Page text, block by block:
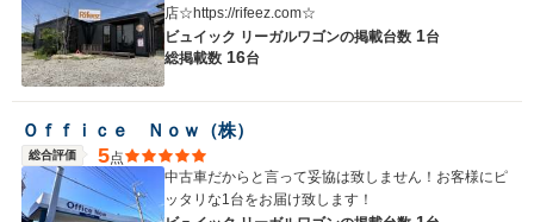
店☆https://rifeez.com☆
ビュイック リーガルワゴンの掲載台数 1台
総掲載数 16台
Ｏｆｆｉｃｅ Ｎｏｗ（株）
総合評価 5点
中古車だからと言って妥協は致しません！お客様にピ
ッタリな1台をお届け致します！